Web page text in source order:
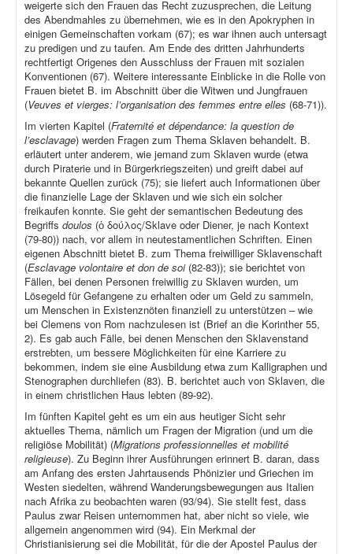
weigerte sich den Frauen das Recht zuzusprechen, die Leitung
des Abendmahles zu übernehmen, wie es in den Apokryphen in
einigen Gemeinschaften vorkam (67); es war ihnen auch untersagt
zu predigen und zu taufen. Am Ende des dritten Jahrhunderts
rechtfertigt Origenes den Ausschluss der Frauen mit sozialen
Konventionen (67). Weitere interessante Einblicke in die Rolle von
Frauen bietet B. im Abschnitt über die Witwen und Jungfrauen
(Veuves et vierges: l’organisation des femmes entre elles (68-71)).
Im vierten Kapitel (Fraternité et dépendance: la question de
l’esclavage) werden Fragen zum Thema Sklaven behandelt. B.
erläutert unter anderem, wie jemand zum Sklaven wurde (etwa
durch Piraterie und in Bürgerkriegszeiten) und greift dabei auf
bekannte Quellen zurück (75); sie liefert auch Informationen über
die finanzielle Lage der Sklaven und wie sich ein solcher
freikaufen konnte. Sie geht der semantischen Bedeutung des
Begriffs doulos (ὁ δούλος/Sklave oder Diener, je nach Kontext
(79-80)) nach, vor allem in neutestamentlichen Schriften. Einen
eigenen Abschnitt bietet B. zum Thema freiwilliger Sklavenschaft
(Esclavage volontaire et don de soi(82-83)); sie berichtet von
Fällen, bei denen Personen freiwillig zu Sklaven wurden, um
Lösegeld für Gefangene zu erhalten oder um Geld zu sammeln,
um Menschen in Existenznöten finanziell zu unterstützen – wie
bei Clemens von Rom nachzulesen ist (Brief an die Korinther 55,
2). Es gab auch Fälle, bei denen Menschen den Sklavenstand
erstrebten, um bessere Möglichkeiten für eine Karriere zu
bekommen, indem sie eine Ausbildung etwa zum Kalligraphen und
Stenographen durchliefen (83). B. berichtet auch von Sklaven, die
in einem christlichen Haus lebten (89-92).
Im fünften Kapitel geht es um ein aus heutiger Sicht sehr
aktuelles Thema, nämlich um Fragen der Migration (und um die
religiöse Mobilität) (Migrations professionnelles et mobilité
religieuse). Zu Beginn ihrer Ausführungen erinnert B. daran, dass
am Anfang des ersten Jahrtausends Phönizier und Griechen im
Westen siedelten, während Wanderungsbewegungen aus Italien
nach Afrika zu beobachten waren (93/94). Sie stellt fest, dass
Paulus zwar Reisen unternommen hat, aber nicht so viele, wie
allgemein angenommen wird (94). Ein Merkmal der
Christianisierung sei die Mobilität, für die der Apostel Paulus der